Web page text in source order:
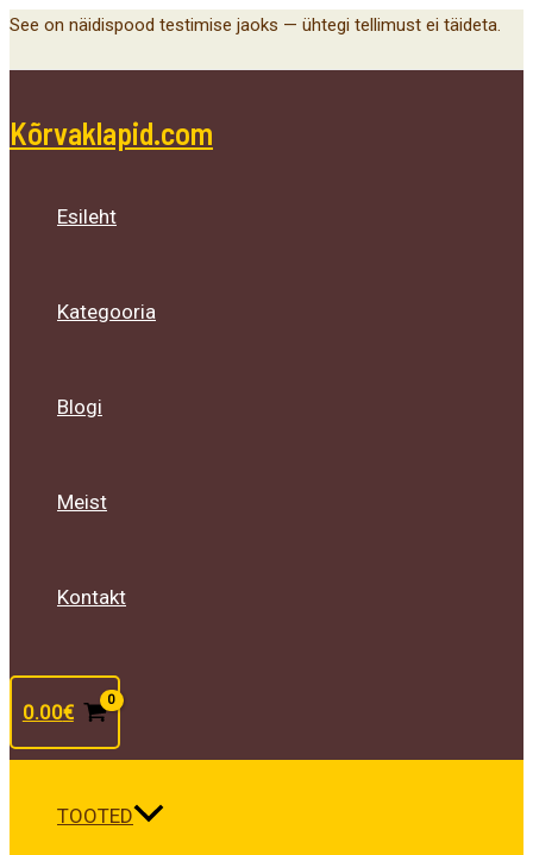
Skip
See on näidispood testimise jaoks — ühtegi tellimust ei täideta.
Kõrvaklapid.com
Esileht
Kategooria
Blogi
Meist
Kontakt
0.00€
TOOTED
Menu
Toggle
Menu
Toggle
Menu
Toggle
Main
Menu